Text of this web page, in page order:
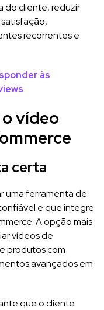
do cliente, reduzir
recorrentes e
às
vídeo
certa
uma ferramenta de
e que integre
A opção mais
vídeos de
produtos com
avançados em
que o cliente